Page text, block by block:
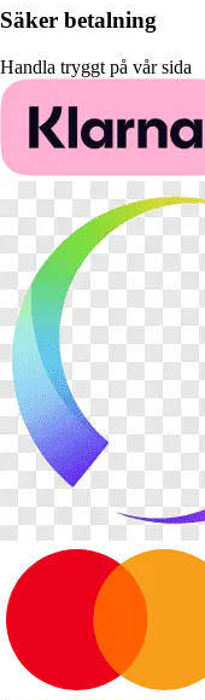
Säker betalning
Handla tryggt på vår sida